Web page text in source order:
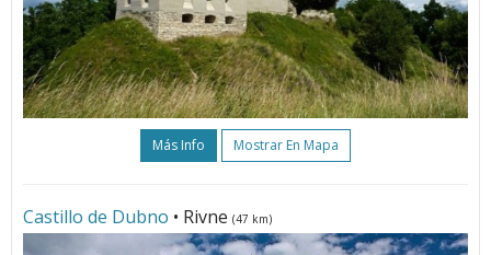
Más Info Mostrar En Mapa
Castillo de Dubno • Rivne (47 km)